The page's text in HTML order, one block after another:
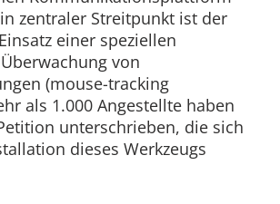
zentraler Streitpunkt ist der
einer speziellen
von
(mouse-tracking
als 1.000 Angestellte haben
unterschrieben, die sich
dieses Werkzeugs